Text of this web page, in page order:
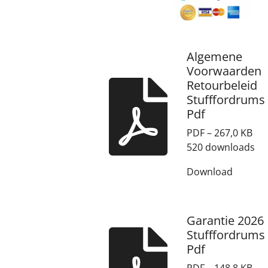
Algemene
Voorwaarden
Retourbeleid
Stufffordrums
Pdf
PDF – 267,0 KB
520 downloads
Download
Garantie 2026
Stufffordrums
Pdf